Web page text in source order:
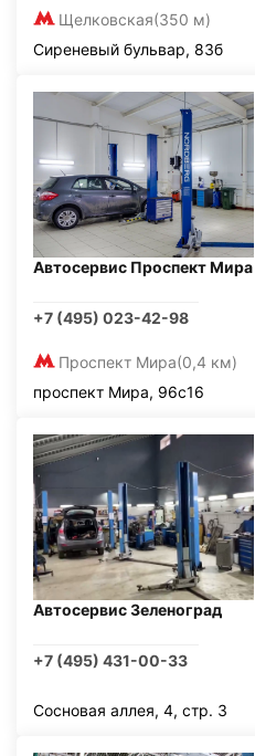
Щелковская(350 м)
Сиреневый бульвар, 83б
Автосервис Проспект Мира
+7 (495) 023-42-98
Проспект Мира(0,4 км)
проспект Мира, 96с16
Автосервис Зеленоград
+7 (495) 431-00-33
Сосновая аллея, 4, стр. 3